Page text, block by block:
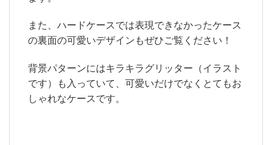
また、ハードケースでは表現できなかったケース
の裏面の可愛いデザインもぜひご覧ください！
背景パターンにはキラキラグリッター（イラスト
です）も入っていて、可愛いだけでなくとてもお
しゃれなケースです。